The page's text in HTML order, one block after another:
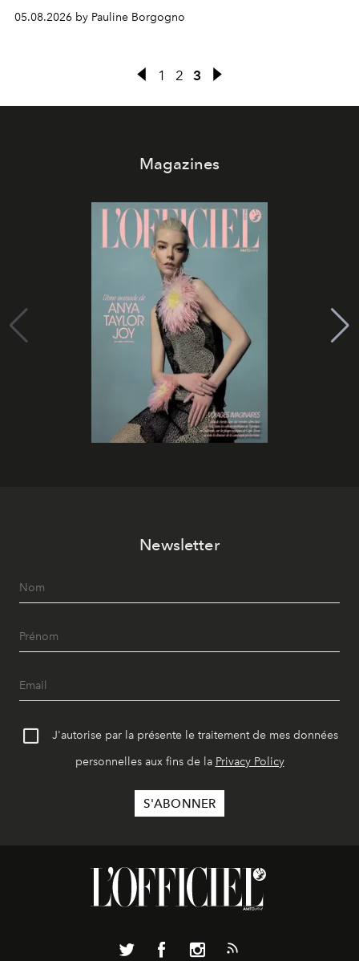
accompagner les explorations du quotidien.
05.08.2026 by Pauline Borgogno
1 2 3
Magazines
Newsletter
J'autorise par la présente le traitement de mes données
personnelles aux fins de la Privacy Policy